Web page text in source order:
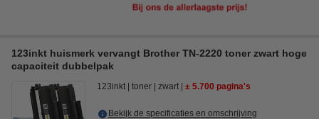
123inkt huismerk vervangt Brother TN-2220 toner zwart hoge
capaciteit dubbelpak
123inkt toner zwart ± 5.700 pagina's
Bekijk de specificaties en omschrijving